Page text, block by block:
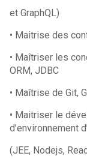
et GraphQL)
• Maitrise des
• Maîtriser les
ORM, JDBC
• Maîtrise de Git,
• Maitriser le
d’environnement
(JEE, Nodejs,